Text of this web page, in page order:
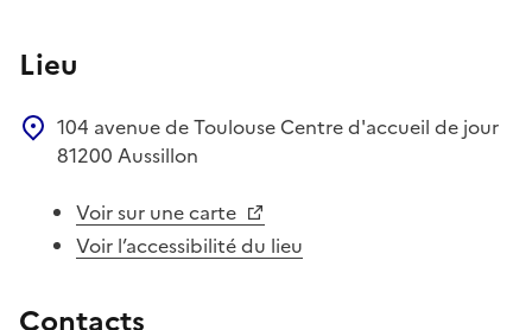
Lieu
104 avenue de Toulouse Centre d'accueil de jour
81200 Aussillon
Voir sur une carte
Voir l’accessibilité du lieu
Contacts